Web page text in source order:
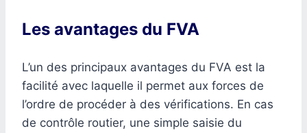
Les avantages du FVA
L’un des principaux avantages du FVA est la
facilité avec laquelle il permet aux forces de
l’ordre de procéder à des vérifications. En cas
de contrôle routier, une simple saisie du